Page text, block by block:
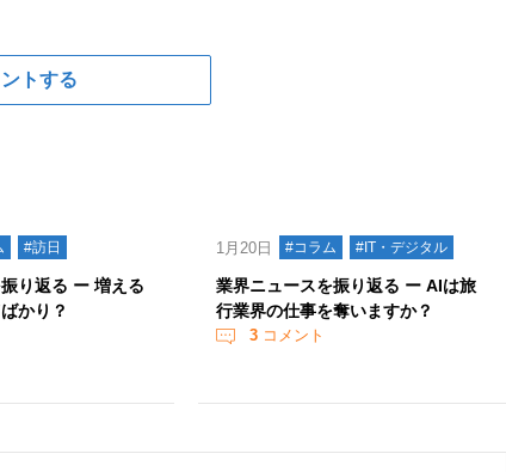
トする
#訪日
り返る ー 増える
かり？
1月20日 #コラム #IT・デジタル
業界ニュースを振り返る ー AIは旅
行業界の仕事を奪いますか？
3 コメント